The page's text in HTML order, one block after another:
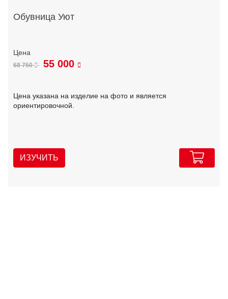
Обувница Уют
68 750 55 000
Цена указана на изделие на фото и является
ориентировочной.
ИЗУЧИТЬ